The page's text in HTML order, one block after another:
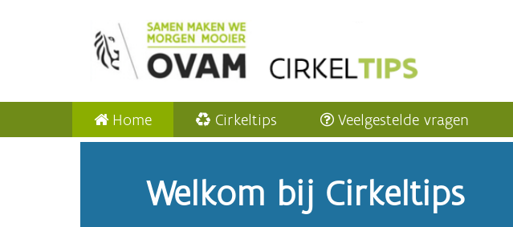
Home Cirkeltips Veelgestelde vragen
Welkom bij Cirkeltips